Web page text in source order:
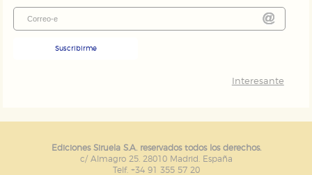
Suscribirme
Interesante
Ediciones Siruela S.A. reservados todos los derechos.
c/ Almagro 25. 28010 Madrid. España
Telf. +34 91 355 57 20